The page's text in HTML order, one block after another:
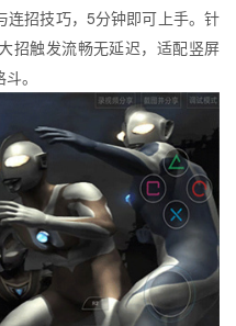
连招技巧，5分钟即可上手。针
招触发流畅无延迟，适配竖屏
。